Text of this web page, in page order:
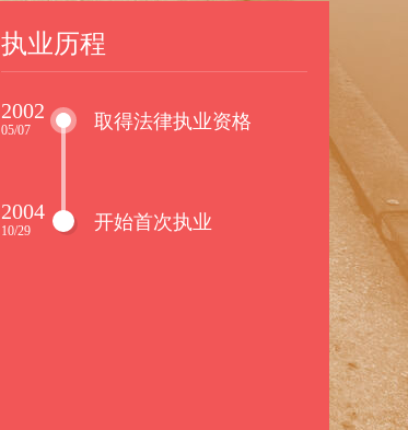
执业历程
2002
05/07 取得法律执业资格
2004
10/29 开始首次执业